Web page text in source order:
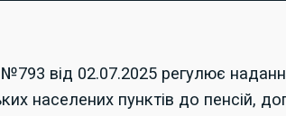
від 02.07.2025 регулює
населених пунктів до пенсій,